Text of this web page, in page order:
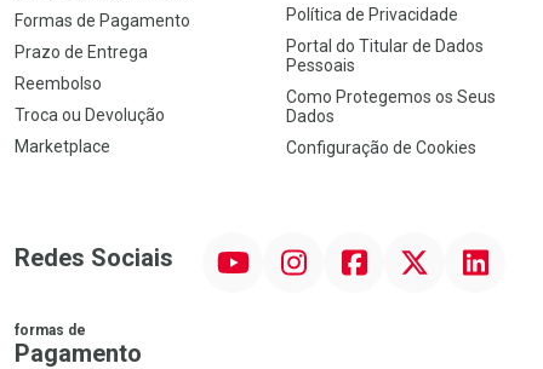
Formas de Pagamento
Prazo de Entrega
Reembolso
Troca ou Devolução
Marketplace
Política de Privacidade
Portal do Titular de Dados
Pessoais
Como Protegemos os Seus
Dados
Configuração de Cookies
Redes Sociais InstagramFacebook Linkedin
formas de
Pagamento